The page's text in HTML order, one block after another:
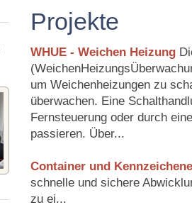
Projekte
WHUE - Weichen Heizung
um Weichenheizungen zu
überwachen. Eine
Fernsteuerung oder durch
passieren. Über...
Container und
schnelle und sichere
zu ei...